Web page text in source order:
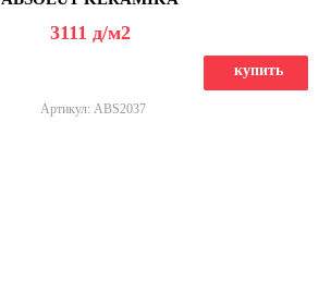
3111 д/м2
купить
Артикул: ABS2037